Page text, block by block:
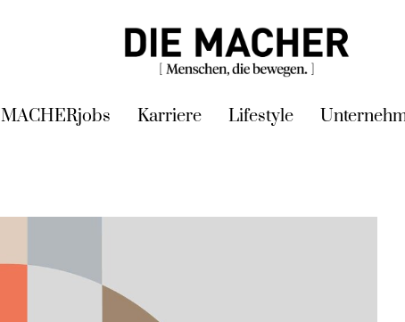
MACHERjobs Karriere Lifestyle